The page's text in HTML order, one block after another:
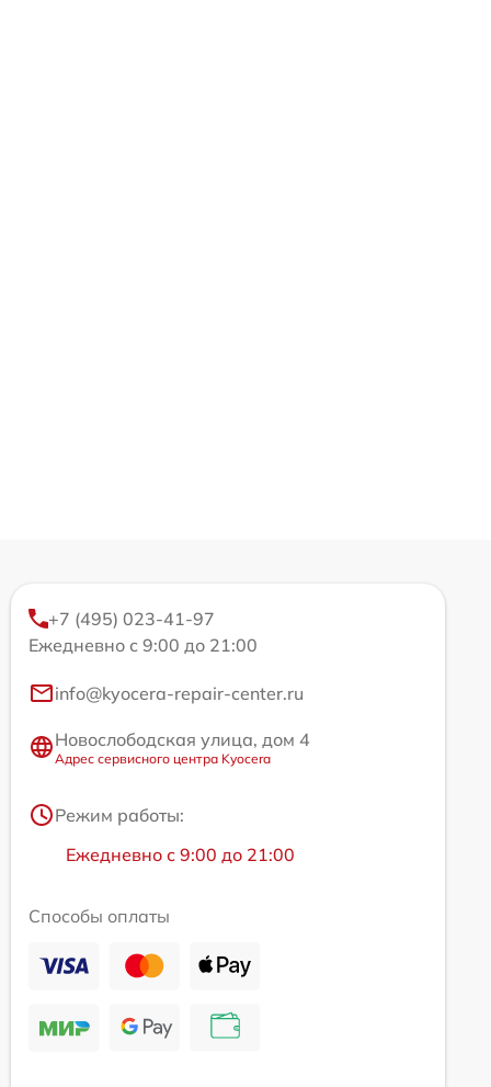
+7 (495) 023-41-97
Ежедневно с 9:00 до 21:00
info@kyocera-repair-center.ru
Новослободская улица, дом 4
Адрес сервисного центра Kyocera
Режим работы:
Ежедневно с 9:00 до 21:00
Способы оплаты